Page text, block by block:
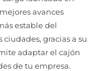
avances
estable del
gracias a su
adaptar el cajón
de tu empresa.